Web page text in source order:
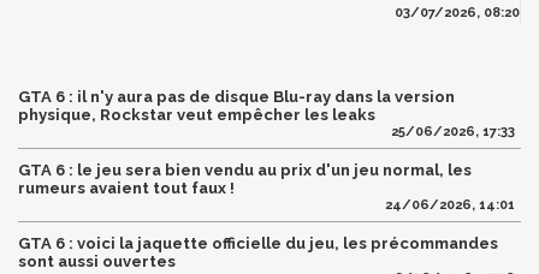
03/07/2026, 08:20
GTA 6 : il n'y aura pas de disque Blu-ray dans la version
physique, Rockstar veut empêcher les leaks
25/06/2026, 17:33
GTA 6 : le jeu sera bien vendu au prix d'un jeu normal, les
rumeurs avaient tout faux !
24/06/2026, 14:01
GTA 6 : voici la jaquette officielle du jeu, les précommandes
sont aussi ouvertes